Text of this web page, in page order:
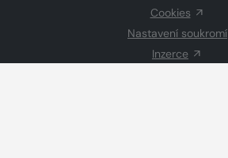
Cookies
Nastavení soukromí
Inzerce